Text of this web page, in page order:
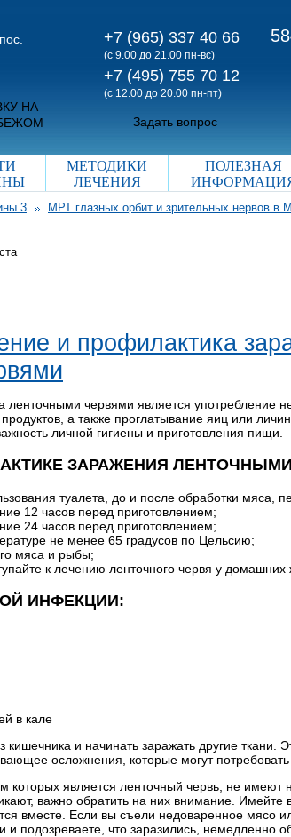
НА
+7 (965) 337 40 66
(с 9.00 до 21.00 пн-вс)
+7 (495) 755 70 12
(с 12.00 до 20.00 пн-пт)
Задать вопрос
МЕТОДИКИ
ЛЕЧЕНИЯ
ПОЛЕЗНАЯ
3 МРТ глазных орбит и зрительных нервов в
и профилактика
ленточными червями является употребление
а также проглатывание яиц или
личной гигиены и приготовления пищи.
ЗАРАЖЕНИЯ
туалета, до и после обработки мяса,
12 часов перед приготовлением;
24 часов перед приготовлением;
не менее 65 градусов по Цельсию;
мяса и рыбы;
к лечению ленточного червя у домашних
ИНФЕКЦИИ:
в кале
кишечника и начинать заражать другие ткани.
осложнения, которые могут потребовать
которых является ленточный червь, не имеют
важно обратить на них внимание. Имейте
вместе. Если вы съели недоваренное мясо
подозреваете, что заразились, немедленно